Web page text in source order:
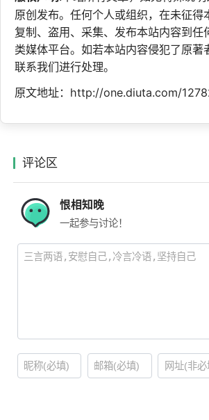
原创发布。任何个人或组织，在未征得
复制、盗用、采集、发布本站内容到任
类媒体平台。如若本站内容侵犯了原著
联系我们进行处理。
原文地址：http://one.diuta.com/
评论区
恨相知晚
一起参与讨论！